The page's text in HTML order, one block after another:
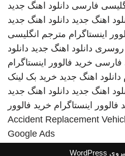
فارسی دانلود اهنگ جدید
اهنگ جدید دانلود اهنگ جدید
اینستاگرام مترجم انگلیسی
روسری دانلود اهنگ جدید دانلود
فارسی خرید فالوور اینستاگرام
دانلود اهنگ جدید خرید بک لینک
اهنگ جدید دانلود اهنگ جدید
فالوور اینستاگرام خرید فالوور
Accident Replacement
Google Ads
WordPress